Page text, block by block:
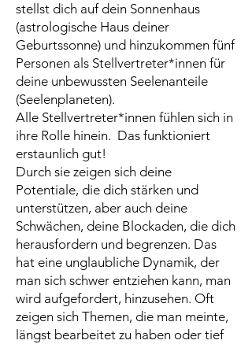
stellst dich auf dein Sonnenhaus
(astrologische Haus deiner
Geburtssonne) und hinzukommen fünf
Personen als Stellvertreter*innen für
deine unbewussten Seelenanteile
(Seelenplaneten).
Alle Stellvertreter*innen fühlen sich in
ihre Rolle hinein. Das funktioniert
erstaunlich gut!
Durch sie zeigen sich deine
Potentiale, die dich stärken und
unterstützen, aber auch deine
Schwächen, deine Blockaden, die dich
herausfordern und begrenzen. Das
hat eine unglaubliche Dynamik, der
man sich schwer entziehen kann, man
wird aufgefordert, hinzusehen. Oft
zeigen sich Themen, die man meinte,
längst bearbeitet zu haben oder tief